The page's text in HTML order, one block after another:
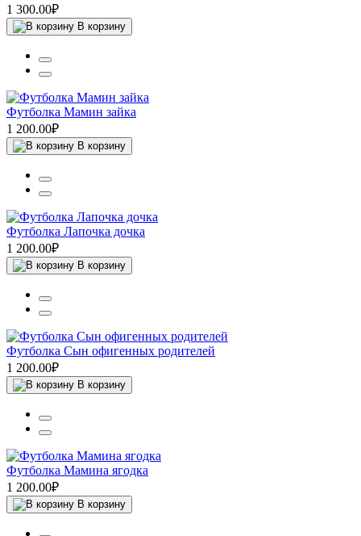
1 300.00₽
В корзину
Футболка Мамин зайка
1 200.00₽
В корзину
Футболка Лапочка дочка
1 200.00₽
В корзину
Футболка Сын офигенных родителей
1 200.00₽
В корзину
Футболка Мамина ягодка
1 200.00₽
В корзину